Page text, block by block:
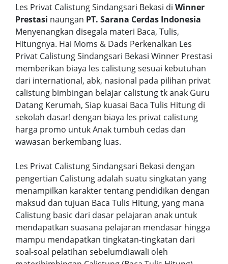
Les Privat Calistung Sindangsari Bekasi di Winner
Prestasi naungan PT. Sarana Cerdas Indonesia
Menyenangkan disegala materi Baca, Tulis,
Hitungnya. Hai Moms & Dads Perkenalkan Les
Privat Calistung Sindangsari Bekasi Winner Prestasi
memberikan biaya les calistung sesuai kebutuhan
dari international, abk, nasional pada pilihan privat
calistung bimbingan belajar calistung tk anak Guru
Datang Kerumah, Siap kuasai Baca Tulis Hitung di
sekolah dasar! dengan biaya les privat calistung
harga promo untuk Anak tumbuh cedas dan
wawasan berkembang luas.
Les Privat Calistung Sindangsari Bekasi dengan
pengertian Calistung adalah suatu singkatan yang
menampilkan karakter tentang pendidikan dengan
maksud dan tujuan Baca Tulis Hitung, yang mana
Calistung basic dari dasar pelajaran anak untuk
mendapatkan suasana pelajaran mendasar hingga
mampu mendapatkan tingkatan-tingkatan dari
soal-soal pelatihan sebelumdiawali oleh